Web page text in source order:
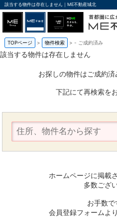
該当する物件は存在しません｜ME不動産城北
TOPページ 物件検索 - ご成約済み
該当する物件は存在しません
お探しの物件はご成約済
下記にて再検索を
ホームページに掲載
多数ござ
お手数で
会員登録フォームよ